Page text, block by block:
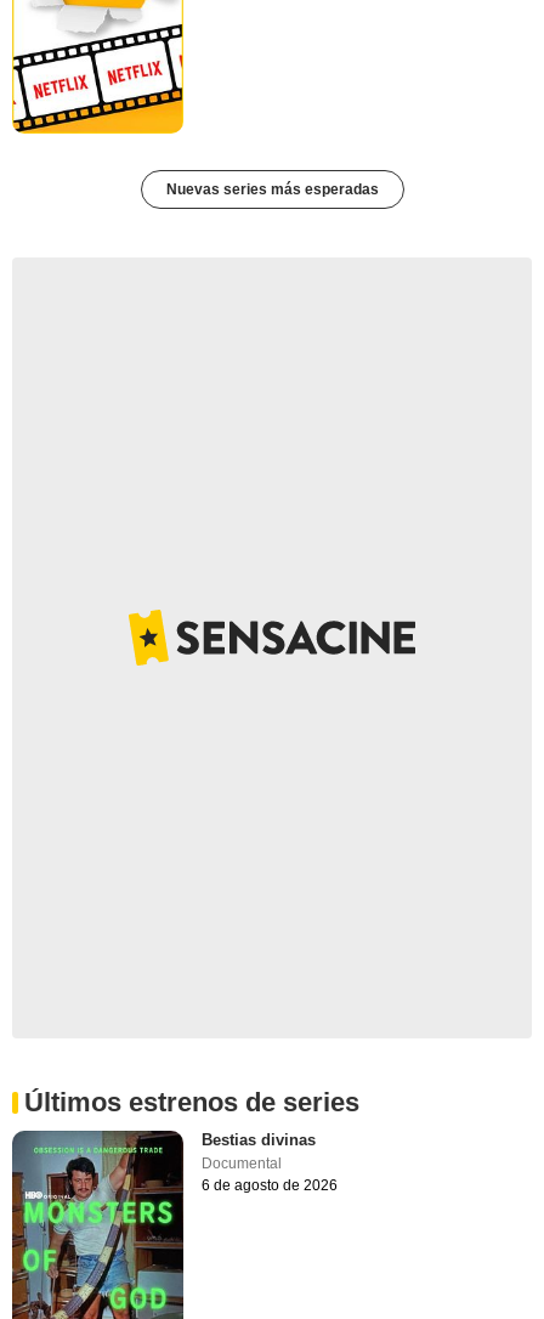
Nuevas series más esperadas
Últimos estrenos de series
Bestias divinas
Documental
6 de agosto de 2026